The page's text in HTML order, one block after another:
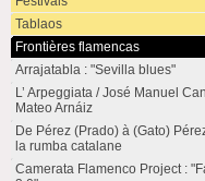
Tablaos
Frontières flamencas
Arrajatabla : "Sevilla blues"
L’ Arpeggiata / José Manuel
Mateo Arnáiz
De Pérez (Prado) à (Gato)
la rumba catalane
Camerata Flamenco Project :